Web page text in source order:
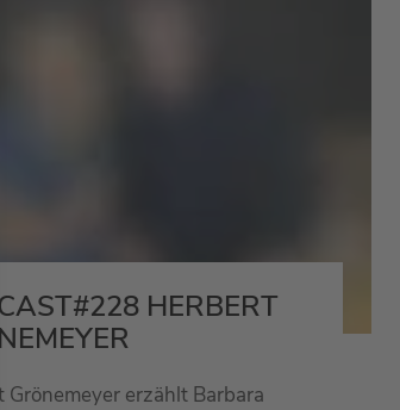
HERBERT
Grönemeyer erzählt Barbara